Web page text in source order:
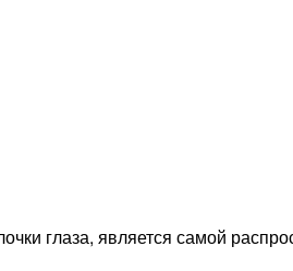
глаза, является самой